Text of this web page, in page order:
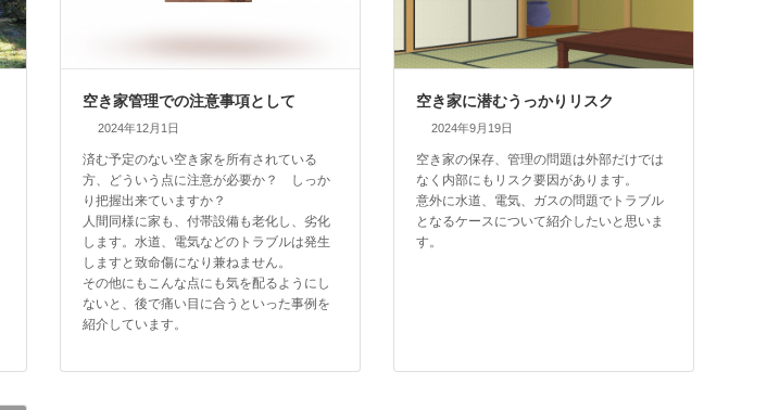
空き家管理での注意事項として
2024年12月1日
済む予定のない空き家を所有されている
方、どういう点に注意が必要か？ しっか
り把握出来ていますか？
人間同様に家も、付帯設備も老化し、劣化
します。水道、電気などのトラブルは発生
しますと致命傷になり兼ねません。
その他にもこんな点にも気を配るようにし
ないと、後で痛い目に合うといった事例を
紹介しています。
空き家に潜むうっかりリスク
2024年9月19日
空き家の保存、管理の問題は外部だけでは
なく内部にもリスク要因があります。
意外に水道、電気、ガスの問題でトラブル
となるケースについて紹介したいと思いま
す。